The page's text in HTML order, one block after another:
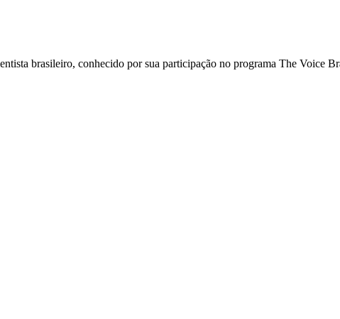
brasileiro, conhecido por sua participação no programa The Voice